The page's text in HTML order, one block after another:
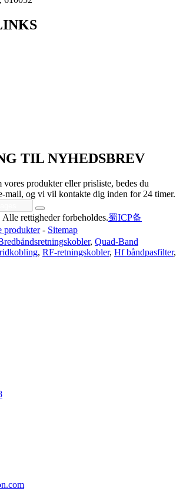
TIL NYHEDSBREV
vores produkter eller prisliste, bedes du
mail, og vi vil kontakte dig inden for 24 timer.
rettigheder forbeholdes.蜀ICP备
produkter- Sitemap
, Quad-Band
, RF-retningskobler, Hf båndpasfilter,